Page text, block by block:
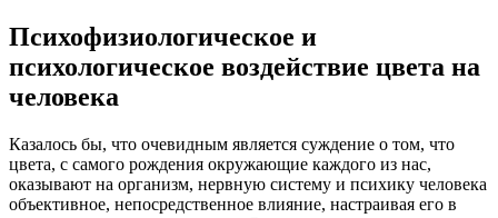
Психофизиологическое и
психологическое воздействие цвета на
человека
Казалось бы, что очевидным является суждение о том, что
цвета, с самого рождения окружающие каждого из нас,
оказывают на организм, нервную систему и психику человека
объективное, непосредственное влияние, настраивая его в